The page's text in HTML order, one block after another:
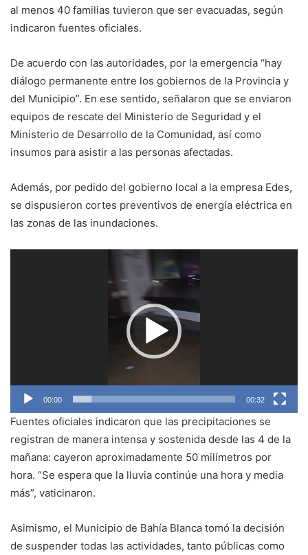
al menos 40 familias tuvieron que ser evacuadas, según
indicaron fuentes oficiales.
De acuerdo con las autoridades, por la emergencia “hay
diálogo permanente entre los gobiernos de la Provincia y
del Municipio”. En ese sentido, señalaron que se enviaron
equipos de rescate del Ministerio de Seguridad y el
Ministerio de Desarrollo de la Comunidad, así como
insumos para asistir a las personas afectadas.
Además, por pedido del gobierno local a la empresa Edes,
se dispusieron cortes preventivos de energía eléctrica en
las zonas de las inundaciones.
00:00 00:32
Fuentes oficiales indicaron que las precipitaciones se
registran de manera intensa y sostenida desde las 4 de la
mañana: cayeron aproximadamente 50 milímetros por
hora. “Se espera que la lluvia continúe una hora y media
más”, vaticinaron.
Asimismo, el Municipio de Bahía Blanca tomó la decisión
de suspender todas las actividades, tanto públicas como